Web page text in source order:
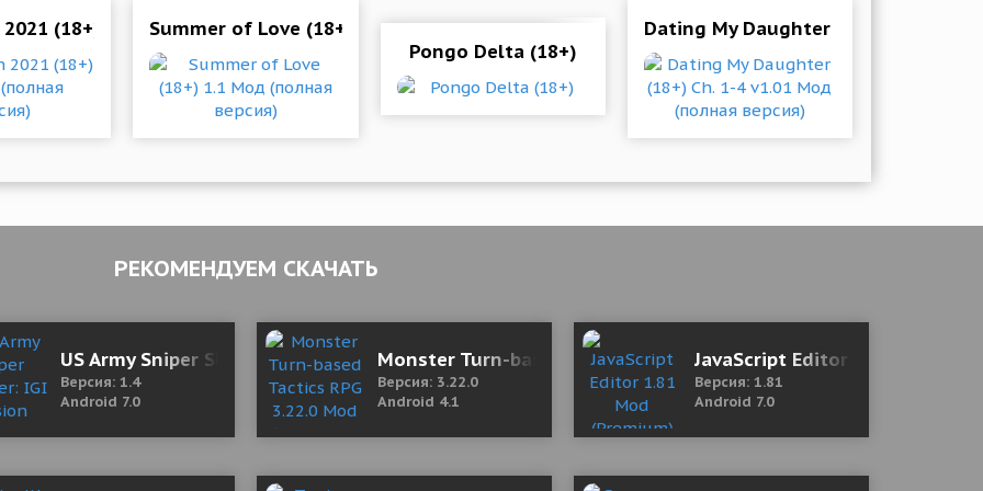
версия)(18+) 0.4 Мод (полная версия)
Summer of Love (18+) 1.1 Мод (полная версия)
Pongo Delta (18+)
Dating My Daughter (18+) Ch. 1-4
РЕКОМЕНДУЕМ СКАЧАТЬ
Money)US Army Sniper Shooter: IGI Mission 2020
Версия: 1.4
Android 7.0
Monster Turn-based Tactics RPG 3.22.0 Mod (Unlimited Gold/
Версия: 3.22.0
Android 4.1
JavaScript Editor 1.81 Mod
Версия: 1.81
Android 7.0